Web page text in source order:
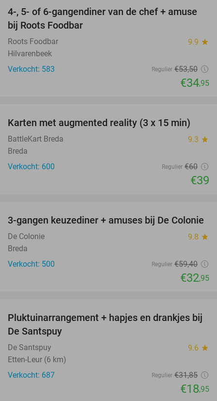
35%
4-, 5- of 6-gangendiner van de chef + amuse
bij Roots Foodbar
Roots Foodbar 9.9 star
Hilvarenbeek
Verkocht: 583
Regulier €53,50
€34,95
35%
Karten met augmented reality (3 x 15 min)
BattleKart Breda 9.3 star
Breda
Verkocht: 600
Regulier €60
€39
45%
3-gangen keuzediner + amuses bij De Colonie
De Colonie 9.8 star
Breda
Verkocht: 500
Regulier €59,40
€32,95
41%
Pluktuinarrangement + hapjes en drankjes bij
De Santspuy
De Santspuy 9.6 star
Etten-Leur (6 km)
Verkocht: 687
Regulier €31,85
€18,95